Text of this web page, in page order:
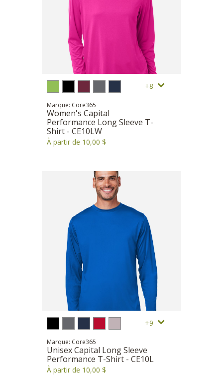
8
Marque: Core365
Women's Capital
Performance Long Sleeve T-
Shirt - CE10LW
À partir de 10,00 $
9
Marque: Core365
Unisex Capital Long Sleeve
Performance T-Shirt - CE10L
À partir de 10,00 $